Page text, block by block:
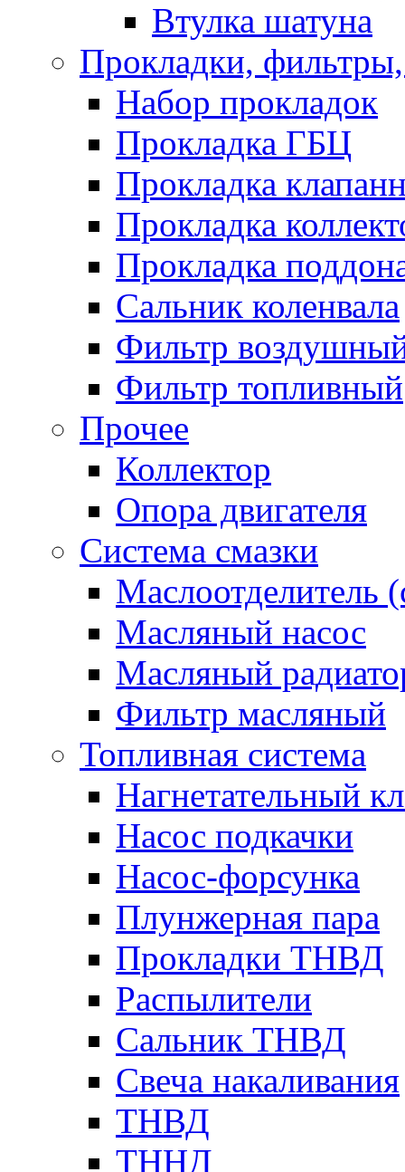
Втулка шатуна
Прокладки,
Набор прокладок
Прокладка ГБЦ
Прокладка
Прокладка
Прокладка
Сальник коленвала
Фильтр
Фильтр топливный
Прочее
Коллектор
Опора двигателя
Система смазки
Маслоотделитель
Масляный насос
Масляный
Фильтр масляный
Топливная система
Нагнетательный
Насос подкачки
Насос-форсунка
Плунжерная пара
Прокладки ТНВД
Распылители
Сальник ТНВД
Свеча накаливания
ТНВД
ТННД